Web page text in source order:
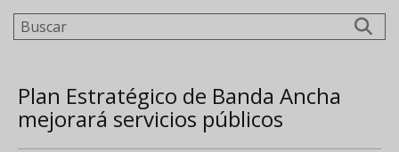
Buscar
Plan Estratégico de Banda Ancha
mejorará servicios públicos